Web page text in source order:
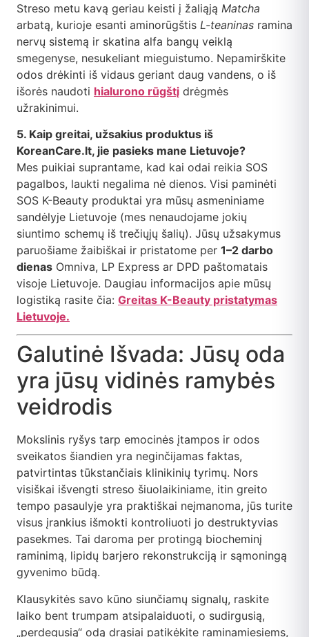
Streso metu kavą geriau keisti į žaliąją Matcha
arbatą, kurioje esanti aminorūgštis L-teaninas ramina
nervų sistemą ir skatina alfa bangų veiklą
smegenyse, nesukeliant mieguistumo. Nepamirškite
odos drėkinti iš vidaus geriant daug vandens, o iš
išorės naudoti hialurono rūgštį drėgmės
užrakinimui.
5. Kaip greitai, užsakius produktus iš
KoreanCare.lt, jie pasieks mane Lietuvoje?
Mes puikiai suprantame, kad kai odai reikia SOS
pagalbos, laukti negalima nė dienos. Visi paminėti
SOS K-Beauty produktai yra mūsų asmeniniame
sandėlyje Lietuvoje (mes nenaudojame jokių
siuntimo schemų iš trečiųjų šalių). Jūsų užsakymus
paruošiame žaibiškai ir pristatome per 1–2 darbo
dienas Omniva, LP Express ar DPD paštomatais
visoje Lietuvoje. Daugiau informacijos apie mūsų
logistiką rasite čia: Greitas K-Beauty pristatymas
Lietuvoje.
Galutinė Išvada: Jūsų oda
yra jūsų vidinės ramybės
veidrodis
Mokslinis ryšys tarp emocinės įtampos ir odos
sveikatos šiandien yra neginčijamas faktas,
patvirtintas tūkstančiais klinikinių tyrimų. Nors
visiškai išvengti streso šiuolaikiniame, itin greito
tempo pasaulyje yra praktiškai neįmanoma, jūs turite
visus įrankius išmokti kontroliuoti jo destruktyvias
pasekmes. Tai daroma per protingą biocheminį
raminimą, lipidų barjero rekonstrukciją ir sąmoningą
gyvenimo būdą.
Klausykitės savo kūno siunčiamų signalų, raskite
laiko bent trumpam atsipalaiduoti, o sudirgusią,
„perdegusią“ odą drąsiai patikėkite raminamiesiems,